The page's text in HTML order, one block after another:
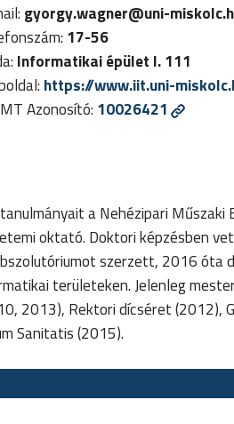
gyorgy.wagner@uni-
17-56
Informatikai épület I. 111
https://www.iit.uni-
Azonosító: 10026421
a Nehézipari Műszaki
oktató. Doktori képzésben
szerzett, 2016
területeken. Jelenleg
2013), Rektori dícséret (2012),
Sanitatis (2015).